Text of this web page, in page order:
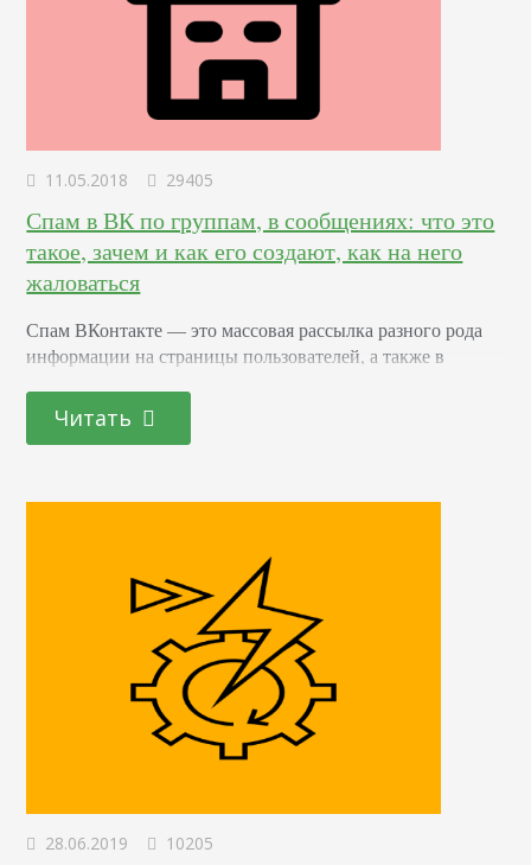
11.05.2018 29405
Спам в ВК по группам, в сообщениях: что это
такое, зачем и как его создают, как на него
жаловаться
Спам ВКонтакте –– это массовая рассылка разного рода
информации на страницы пользователей, а также в
адресатов. Проще говоря, это нежелательная, навязчивая
реклама. Она может быть преследовать различные цели:
Читать
28.06.2019 10205